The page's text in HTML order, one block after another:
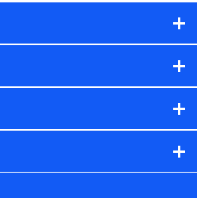
び保険の更改案内等を提供し
ドコモ・フィナンシャルグルー
保険契約に関する情報。例と
険者の氏名、住所、生年月
被保険者の関係、保険加入の目
料、保険料のお支払方法、車
の情報、建物の構造や築年数
類や年齢などの情報などが含ま